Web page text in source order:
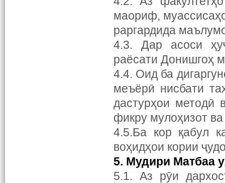
маориф,
раргардида
4.3. Дар асоси
раёсати Донишгоҳ
4.4. Оид ба
меъёрӣ нисбати
дастурҳои методӣ
фикру мулоҳизот
4.5.Ба кор қабул
воҳидҳои кории
5. Мудири Матбаа у
5.1. Аз рӯи